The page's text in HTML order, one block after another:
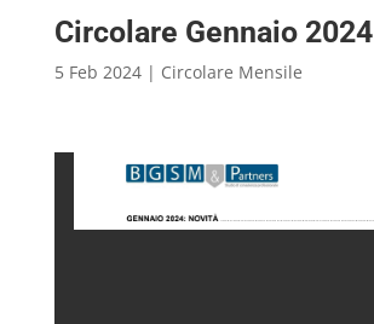
Circolare Gennaio 2024
5 Feb 2024| Circolare Mensile